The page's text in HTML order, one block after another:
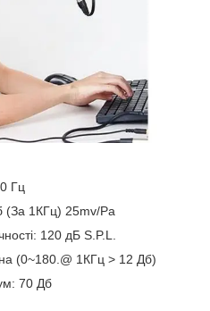
Гц
(За 1КГц) 25mv/Pa
120 дБ S.P.L.
(0~180.@ 1КГц > 12 Дб)
70 Дб